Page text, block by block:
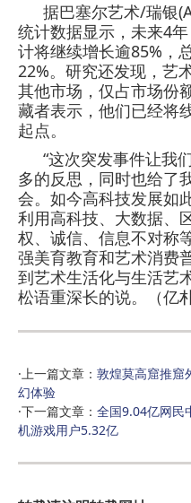
据巴塞尔艺术/瑞银
统计数据显示，未来4
计将继续增长逾85%，
22%。研究还发现，艺
其他市场，仅占市场份
藏者表示，他们已经将
起点。
“这次突发事件让我
多的反思，同时也给了
会。如今高科技发展如
利用高科技、大数据、
权、诚信、信息不对称
强美育教育和艺术消费
到艺术生活化与生活艺
松语重深长的说。（亿
·上一篇文章： 敦煌莫高窟推窟
幻体验
·下一篇文章： 全国9.04亿网民
机游戏用户5.32亿